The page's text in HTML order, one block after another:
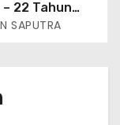
22 Tahun
Viral Di
Pemda
SAPUTRA